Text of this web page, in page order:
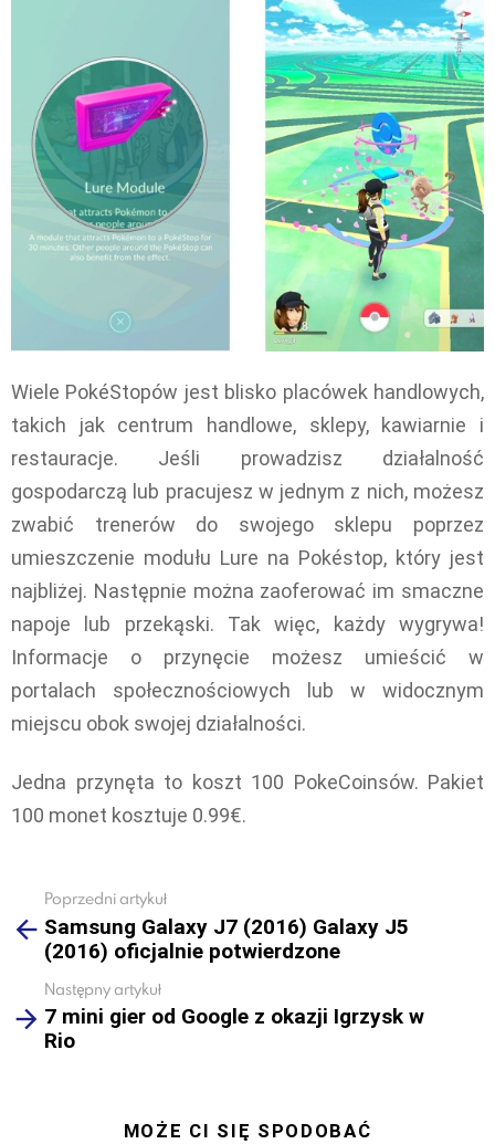
Wiele PokéStopów jest blisko placówek handlowych,
takich jak centrum handlowe, sklepy, kawiarnie i
restauracje. Jeśli prowadzisz działalność
gospodarczą lub pracujesz w jednym z nich, możesz
zwabić trenerów do swojego sklepu poprzez
umieszczenie modułu Lure na Pokéstop, który jest
najbliżej. Następnie można zaoferować im smaczne
napoje lub przekąski. Tak więc, każdy wygrywa!
Informacje o przynęcie możesz umieścić w
portalach społecznościowych lub w widocznym
miejscu obok swojej działalności.
Jedna przynęta to koszt 100 PokeCoinsów. Pakiet
100 monet kosztuje 0.99€.
more
Poprzedni artykuł
Samsung Galaxy J7 (2016) Galaxy J5
(2016) oficjalnie potwierdzone
Następny artykuł
7 mini gier od Google z okazji Igrzysk w
Rio
MOŻE CI SIĘ SPODOBAĆ